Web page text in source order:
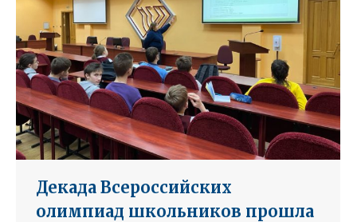
Декада Всероссийских
олимпиад школьников прошла